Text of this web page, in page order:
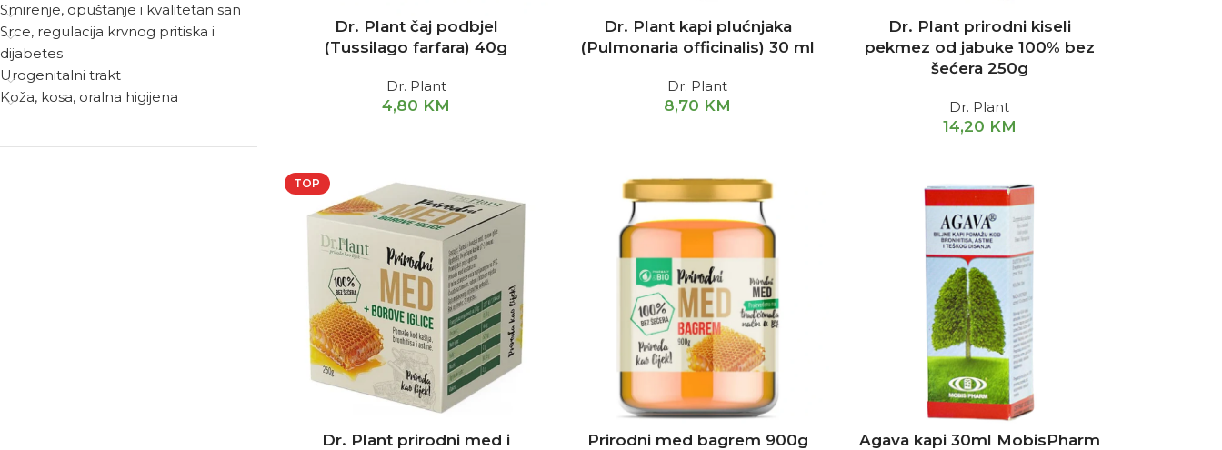
Smirenje, opuštanje i kvalitetan san
Srce, regulacija krvnog pritiska i
dijabetes
Urogenitalni trakt
Koža, kosa, oralna higijena
Dr. Plant čaj podbjel
(Tussilago farfara) 40g
Dr. Plant
4,80 KM
Dr. Plant kapi plućnjaka
(Pulmonaria officinalis) 30 ml
Dr. Plant
8,70 KM
Dr. Plant prirodni kiseli
pekmez od jabuke 100% bez
šećera 250g
Dr. Plant
14,20 KM
TOP
Dr. Plant prirodni med i
Prirodni med bagrem 900g Agava kapi 30ml MobisPharm